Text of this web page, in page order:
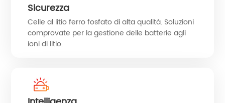
Sicurezza
Celle al litio ferro fosfato di alta qualità. Soluzioni
comprovate per la gestione delle batterie agli
ioni di litio.